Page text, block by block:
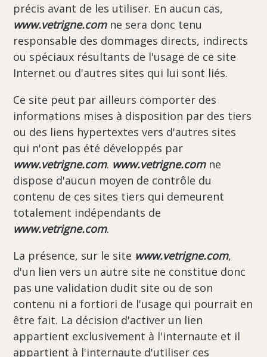
précis avant de les utiliser. En aucun cas,
www.vetrigne.comne sera donc tenu
responsable des dommages directs, indirects
ou spéciaux résultants de l'usage de ce site
Internet ou d'autres sites qui lui sont liés.
Ce site peut par ailleurs comporter des
informations mises à disposition par des tiers
ou des liens hypertextes vers d'autres sites
qui n'ont pas été développés par
www.vetrigne.com. www.vetrigne.comne
dispose d'aucun moyen de contrôle du
contenu de ces sites tiers qui demeurent
totalement indépendants de
www.vetrigne.com.
La présence, sur le site www.vetrigne.com,
d'un lien vers un autre site ne constitue donc
pas une validation dudit site ou de son
contenu ni a fortiori de l'usage qui pourrait en
être fait. La décision d'activer un lien
appartient exclusivement à l'internaute et il
appartient à l'internaute d'utiliser ces